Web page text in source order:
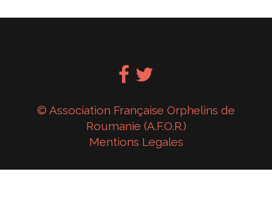
© Association Française Orphelins de
Roumanie (A.F.O.R.)
Mentions Legales